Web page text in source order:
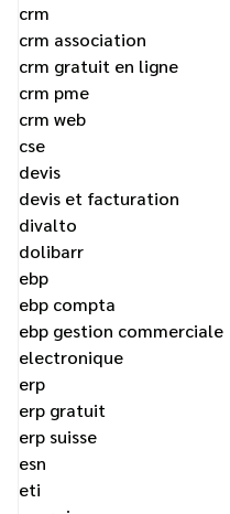
crm
crm association
crm gratuit en ligne
crm pme
crm web
cse
devis
devis et facturation
divalto
dolibarr
ebp
ebp compta
ebp gestion commerciale
electronique
erp
erp gratuit
erp suisse
esn
eti